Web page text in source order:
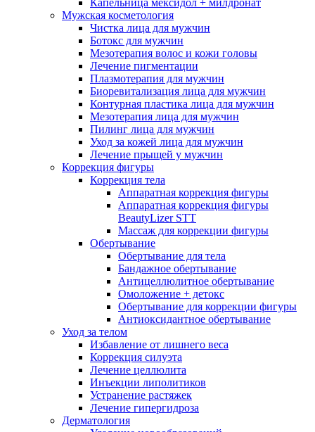
Капельница мексидол + милдронат
Мужская косметология
Чистка лица для мужчин
Ботокс для мужчин
Мезотерапия волос и кожи головы
Лечение пигментации
Плазмотерапия для мужчин
Биоревитализация лица для мужчин
Контурная пластика лица для мужчин
Мезотерапия лица для мужчин
Пилинг лица для мужчин
Уход за кожей лица для мужчин
Лечение прыщей у мужчин
Коррекция фигуры
Коррекция тела
Аппаратная коррекция фигуры
Аппаратная коррекция фигуры
BeautyLizer STT
Массаж для коррекции фигуры
Обертывание
Обертывание для тела
Бандажное обертывание
Антицеллюлитное обертывание
Омоложение + детокс
Обертывание для коррекции фигуры
Антиоксидантное обертывание
Уход за телом
Избавление от лишнего веса
Коррекция силуэта
Лечение целлюлита
Инъекции липолитиков
Устранение растяжек
Лечение гипергидроза
Дерматология